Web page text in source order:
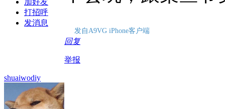
打招呼
发消息
发自A9VG iPhone客户端
回复
举报
shuaiwodiy